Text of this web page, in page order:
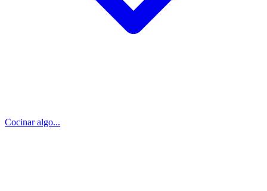
Cocinar algo...